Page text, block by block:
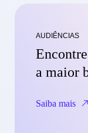
AUDIÊNCIAS
a maior
Saiba mais